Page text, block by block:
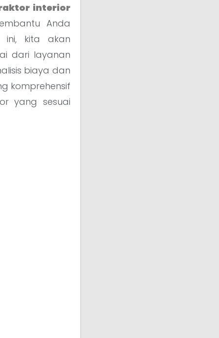
interior
Anda
ini, kita akan
dari layanan
biaya dan
komprehensif
yang sesuai